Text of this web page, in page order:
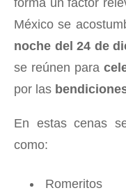
forma un factor
México se
noche del 24 de
se reúnen para
por las
En estas cenas
como:
Romeritos